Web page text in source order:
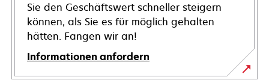
Sie den Geschäftswert schneller steigern
können, als Sie es für möglich gehalten
hätten. Fangen wir an!
Informationen anfordern